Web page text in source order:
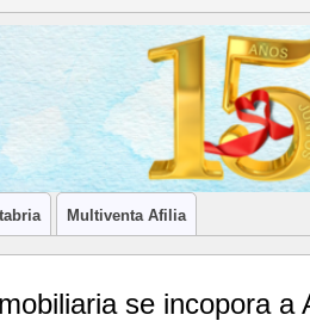
PROFESIONALES INMOBILIARIOS
Multiventa Afilia
se incopora a